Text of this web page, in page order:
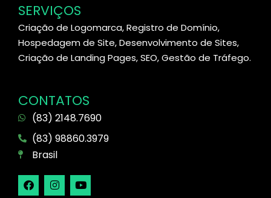
SERVIÇOS
Criação de Logomarca, Registro de Domínio,
Hospedagem de Site, Desenvolvimento de Sites,
Criação de Landing Pages, SEO, Gestão de Tráfego.
CONTATOS
(83) 2148.7690
(83) 98860.3979
Brasil